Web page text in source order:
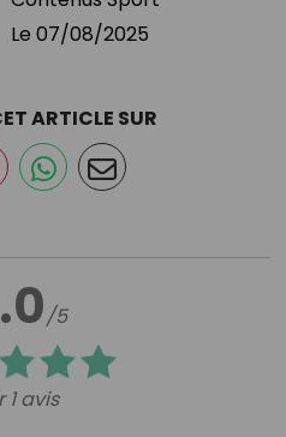
Le 07/08/2025
/5
1 avis
ARTICLE SUR